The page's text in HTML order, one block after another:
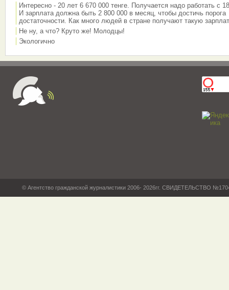
Интересно - 20 лет 6 670 000 тенге. Получается надо работать с
И зарплата должна быть 2 800 000 в месяц, чтобы достичь порога
достаточности. Как много людей в стране получают такую
Не ну, а что? Круто же! Молодцы!
Экологично
© Агентство гражданской журналистики 2006- 2026гг. СВИДЕТЕЛЬСТВО